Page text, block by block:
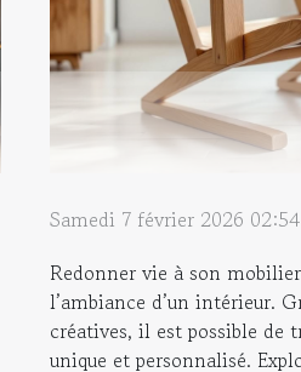
Samedi 7 février 2026 02:54
Redonner vie à son
l’ambiance d’un intérieur.
créatives, il est possible de
unique et personnalisé.